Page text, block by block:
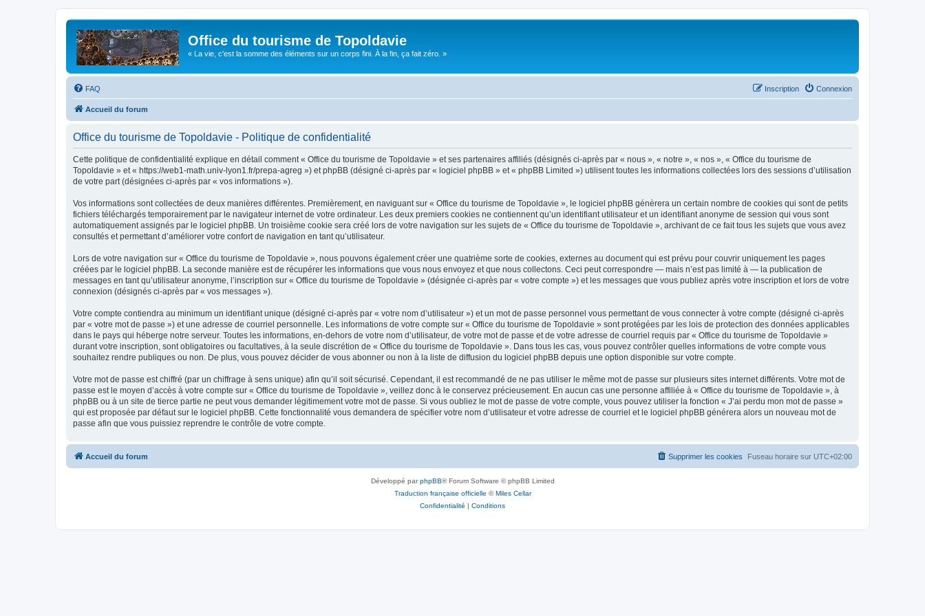
Office du tourisme de Topoldavie
« La vie, c'est la somme des éléments sur un corps fini. À la fin, ça fait zéro. »
FAQ Connexion
Inscription
Accueil du forum
Office du tourisme de Topoldavie - Politique de confidentialité
Cette politique de confidentialité explique en détail comment « Office du tourisme de Topoldavie » et ses partenaires affiliés (désignés ci-après par « nous », « notre », « nos », « Office du tourisme de
Topoldavie » et « https://web1-math.univ-lyon1.fr/prepa-agreg ») et phpBB (désigné ci-après par « logiciel phpBB » et « phpBB Limited ») utilisent toutes les informations collectées lors des sessions d’utilisation
de votre part (désignées ci-après par « vos informations »).
Vos informations sont collectées de deux manières différentes. Premièrement, en naviguant sur « Office du tourisme de Topoldavie », le logiciel phpBB génèrera un certain nombre de cookies qui sont de petits
fichiers téléchargés temporairement par le navigateur internet de votre ordinateur. Les deux premiers cookies ne contiennent qu’un identifiant utilisateur et un identifiant anonyme de session qui vous sont
automatiquement assignés par le logiciel phpBB. Un troisième cookie sera créé lors de votre navigation sur les sujets de « Office du tourisme de Topoldavie », archivant de ce fait tous les sujets que vous avez
consultés et permettant d’améliorer votre confort de navigation en tant qu’utilisateur.
Lors de votre navigation sur « Office du tourisme de Topoldavie », nous pouvons également créer une quatrième sorte de cookies, externes au document qui est prévu pour couvrir uniquement les pages
créées par le logiciel phpBB. La seconde manière est de récupérer les informations que vous nous envoyez et que nous collectons. Ceci peut correspondre — mais n’est pas limité à — la publication de
messages en tant qu’utilisateur anonyme, l’inscription sur « Office du tourisme de Topoldavie » (désignée ci-après par « votre compte ») et les messages que vous publiez après votre inscription et lors de votre
connexion (désignés ci-après par « vos messages »).
Votre compte contiendra au minimum un identifiant unique (désigné ci-après par « votre nom d’utilisateur ») et un mot de passe personnel vous permettant de vous connecter à votre compte (désigné ci-après
par « votre mot de passe ») et une adresse de courriel personnelle. Les informations de votre compte sur « Office du tourisme de Topoldavie » sont protégées par les lois de protection des données applicables
dans le pays qui héberge notre serveur. Toutes les informations, en-dehors de votre nom d’utilisateur, de votre mot de passe et de votre adresse de courriel requis par « Office du tourisme de Topoldavie »
durant votre inscription, sont obligatoires ou facultatives, à la seule discrétion de « Office du tourisme de Topoldavie ». Dans tous les cas, vous pouvez contrôler quelles informations de votre compte vous
souhaitez rendre publiques ou non. De plus, vous pouvez décider de vous abonner ou non à la liste de diffusion du logiciel phpBB depuis une option disponible sur votre compte.
Votre mot de passe est chiffré (par un chiffrage à sens unique) afin qu’il soit sécurisé. Cependant, il est recommandé de ne pas utiliser le même mot de passe sur plusieurs sites internet différents. Votre mot de
passe est le moyen d’accès à votre compte sur « Office du tourisme de Topoldavie », veillez donc à le conservez précieusement. En aucun cas une personne affiliée à « Office du tourisme de Topoldavie », à
phpBB ou à un site de tierce partie ne peut vous demander légitimement votre mot de passe. Si vous oubliez le mot de passe de votre compte, vous pouvez utiliser la fonction « J’ai perdu mon mot de passe »
qui est proposée par défaut sur le logiciel phpBB. Cette fonctionnalité vous demandera de spécifier votre nom d’utilisateur et votre adresse de courriel et le logiciel phpBB générera alors un nouveau mot de
passe afin que vous puissiez reprendre le contrôle de votre compte.
Accueil du forum Fuseau horaire sur UTC+02:00
Supprimer les cookies
Développé parphpBB® Forum Software © phpBB Limited
Traduction française officielle ©Miles Cellar
Confidentialité | Conditions